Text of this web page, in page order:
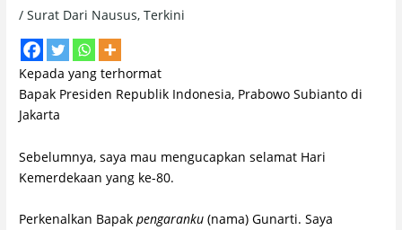
/Surat Dari Nausus,Terkini
Kepada yang terhormat
Bapak Presiden Republik Indonesia, Prabowo Subianto di
Jakarta
Sebelumnya, saya mau mengucapkan selamat Hari
Kemerdekaan yang ke-80.
Perkenalkan Bapakpengaranku(nama) Gunarti. Saya